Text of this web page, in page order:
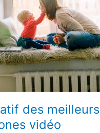
des meilleurs
vidéo